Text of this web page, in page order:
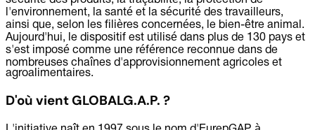
l'environnement, la santé et la sécurité des travailleurs,
ainsi que, selon les filières concernées, le bien-être animal.
Aujourd'hui, le dispositif est utilisé dans plus de 130 pays et
s'est imposé comme une référence reconnue dans de
nombreuses chaînes d'approvisionnement agricoles et
agroalimentaires.
D'où vient GLOBALG.A.P. ?